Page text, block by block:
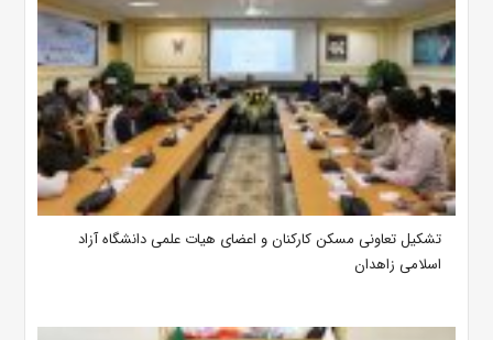
تشکیل تعاونی مسکن کارکنان و اعضای هیات علمی دانشگاه آزاد
اسلامی زاهدان